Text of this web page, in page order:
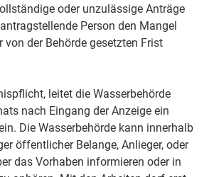
oder unzulässige Anträge
Person den Mangel
von der Behörde gesetzten Frist
leitet die Wasserbehörde
nach Eingang der Anzeige ein
Die Wasserbehörde kann innerhalb
öffentlicher Belange, Anlieger, oder
das Vorhaben informieren oder in